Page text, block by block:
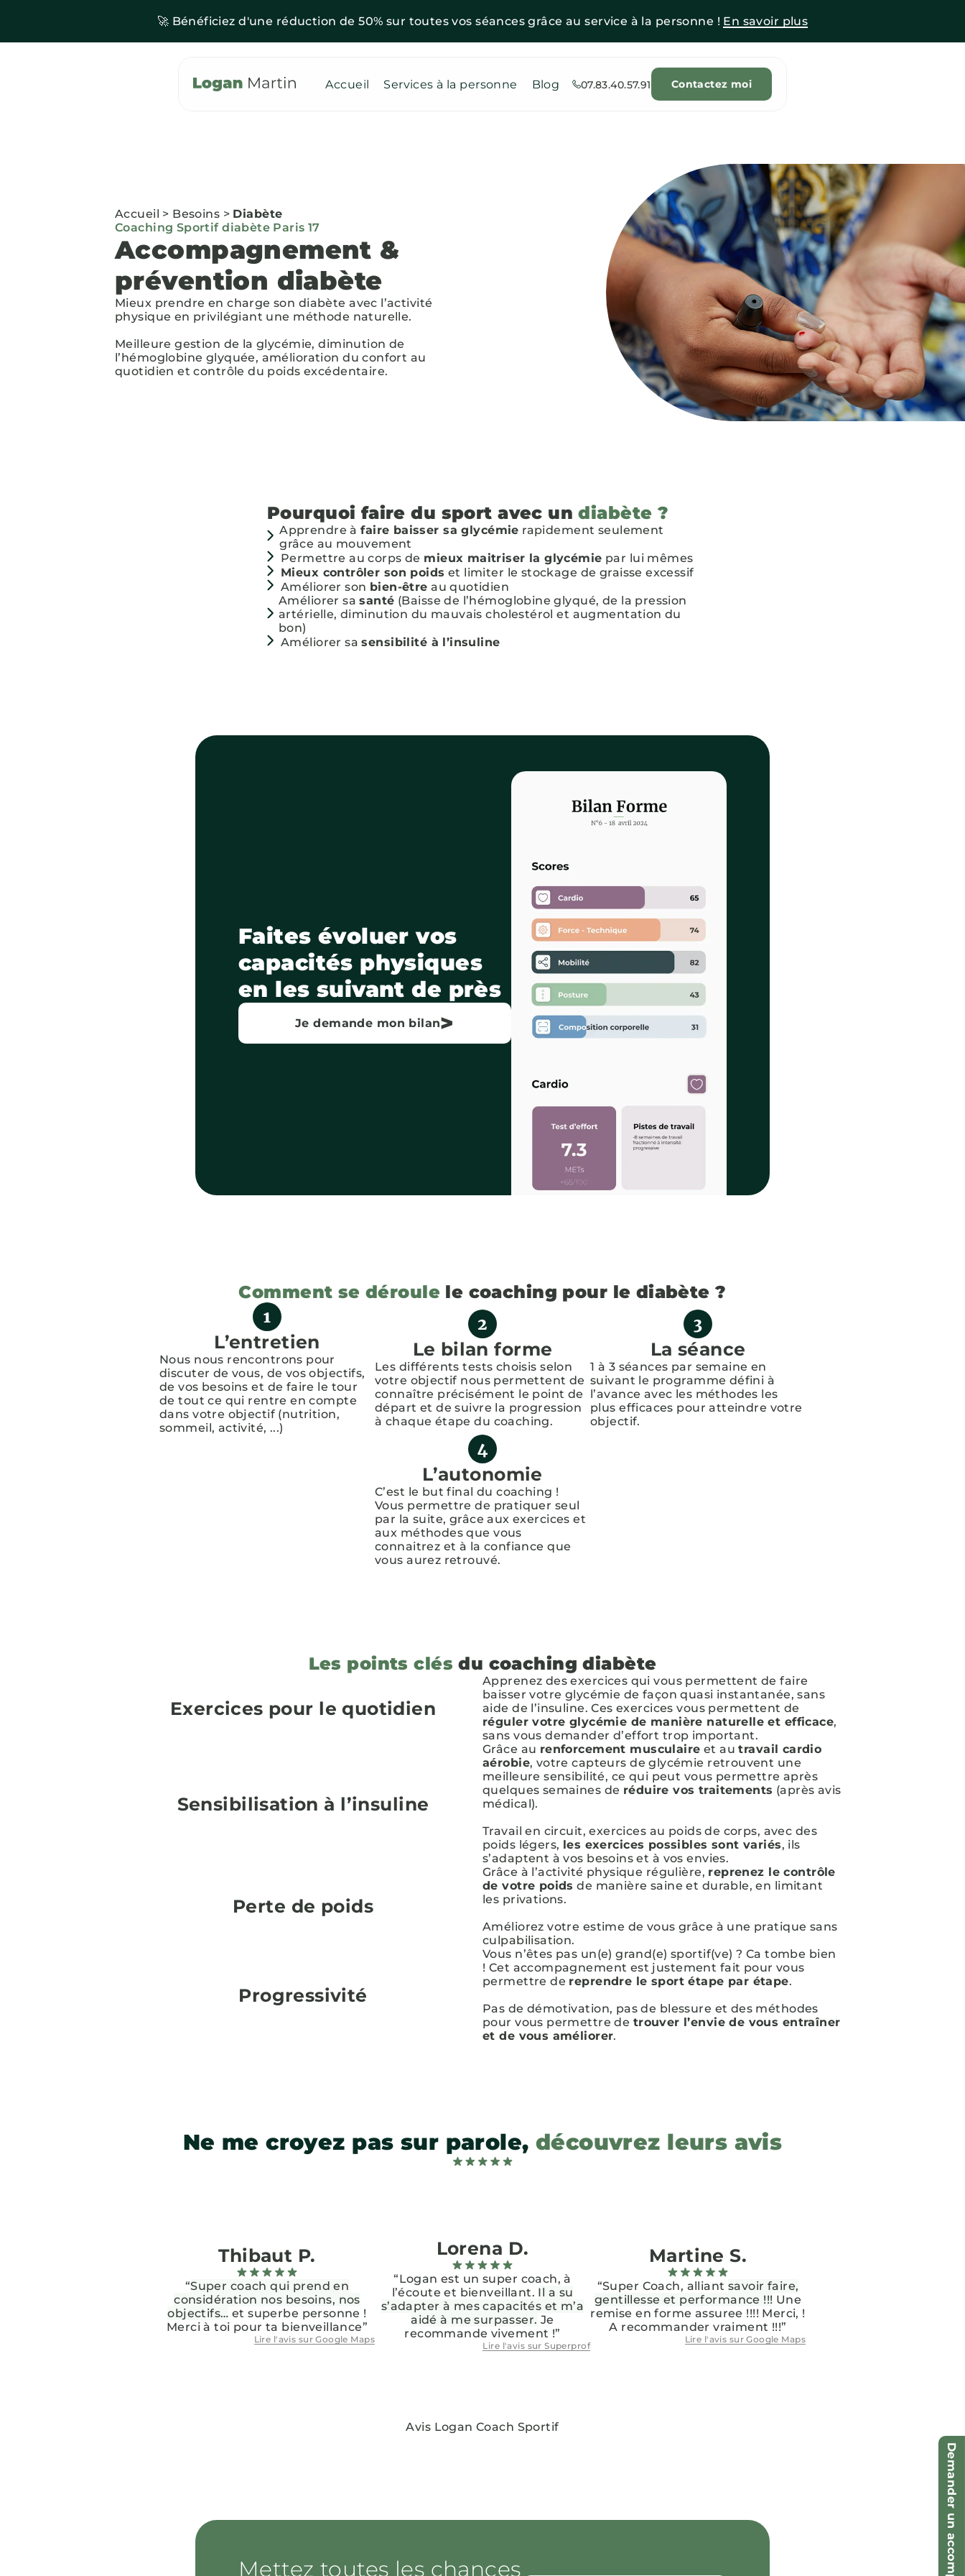
🚀 Bénéficiez d'une réduction de 50% sur toutes vos séances grâce au service à la personne ! En savoir plus
Accueil Services à la personne Blog 07.83.40.57.91 Contactez moi
Accueil > Besoins > Diabète
Coaching Sportif diabète Paris 17
Accompagnement &
prévention diabète
Mieux prendre en charge son diabète avec l’activité
physique en privilégiant une méthode naturelle.
Meilleure gestion de la glycémie, diminution de
l’hémoglobine glyquée, amélioration du confort au
quotidien et contrôle du poids excédentaire.
Pourquoi faire du sport avec undiabète ?
Apprendre àfaire baisser sa glycémie rapidement seulement
grâce au mouvement
Permettre au corps de mieux maitriser la glycémie par lui mêmes
Mieux contrôler son poids et limiter le stockage de graisse excessif
Améliorer son bien-être au quotidien
Améliorer sasanté (Baisse de l’hémoglobine glyqué, de la pression
artérielle, diminution du mauvais cholestérol et augmentation du
bon)
Améliorer sasensibilité à l’insuline
Faites évoluer vos
capacités physiques
en les suivant de près
Je demande mon bilan>
Comment se déroulele coaching pour le diabète ?
L’entretien
Nous nous rencontrons pour
discuter de vous, de vos objectifs,
de vos besoins et de faire le tour
de tout ce qui rentre en compte
dans votre objectif (nutrition,
sommeil, activité, ...)
Le bilan forme
Les différents tests choisis selon
votre objectif nous permettent de
connaître précisément le point de
départ et de suivre la progression
à chaque étape du coaching.
La séance
1 à 3 séances par semaine en
suivant le programme défini à
l’avance avec les méthodes les
plus efficaces pour atteindre votre
objectif.
L’autonomie
C’est le but final du coaching !
Vous permettre de pratiquer seul
par la suite, grâce aux exercices et
aux méthodes que vous
connaitrez et à la confiance que
vous aurez retrouvé.
Les points clés du coaching diabète
Exercices pour le quotidien
Apprenez des exercices qui vous permettent de faire
baisser votre glycémie de façon quasi instantanée, sans
aide de l’insuline. Ces exercices vous permettent de
réguler votre glycémie de manière naturelle et efficace,
sans vous demander d’effort trop important.
Sensibilisation à l’insuline
Grâce au renforcement musculaire et autravail cardio
aérobie, votre capteurs de glycémie retrouvent une
meilleure sensibilité, ce qui peut vous permettre après
quelques semaines de réduire vos traitements (après avis
médical).
Travail en circuit, exercices au poids de corps, avec des
poids légers, les exercices possibles sont variés, ils
s’adaptent à vos besoins et à vos envies.
Perte de poids
Grâce à l’activité physique régulière, reprenez le contrôle
de votre poids de manière saine et durable, en limitant
les privations.
Améliorez votre estime de vous grâce à une pratique sans
culpabilisation.
Progressivité
Vous n’êtes pas un(e) grand(e) sportif(ve) ? Ca tombe bien
! Cet accompagnement est justement fait pour vous
permettre de reprendre le sport étape par étape.
Pas de démotivation, pas de blessure et des méthodes
pour vous permettre de trouver l’envie de vous entraîner
et de vous améliorer.
Ne me croyez pas sur parole, découvrez leurs avis
Thibaut P.
“Super coach qui prend en
considération nos besoins, nos
objectifs… et superbe personne !
Merci à toi pour ta bienveillance”
Lire l'avis surGoogle Maps
Lorena D.
“Logan est un super coach, à
l’écoute et bienveillant. Il a su
s’adapter à mes capacités et m’a
aidé à me surpasser. Je
recommande vivement !”
Lire l'avis surSuperprof
Martine S.
“Super Coach, alliant savoir faire,
gentillesse et performance !!! Une
remise en forme assuree !!!! Merci, !
A recommander vraiment !!!”
Lire l'avis surGoogle Maps
Avis Logan Coach Sportif
Mettez toutes les chances